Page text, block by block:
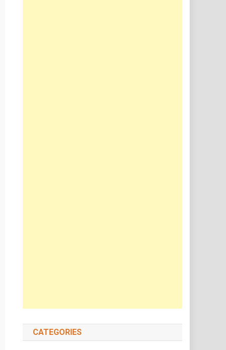
CATEGORIES